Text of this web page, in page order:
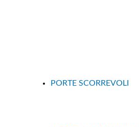
PORTE SCORREVOLI